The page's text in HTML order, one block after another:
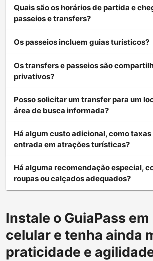
Quais são os horários de partida e
passeios e transfers?
Os passeios incluem guias turísticos?
Os transfers e passeios são
privativos?
Posso solicitar um transfer para um
área de busca informada?
Há algum custo adicional, como taxas
entrada em atrações turísticas?
Há alguma recomendação especial,
roupas ou calçados adequados?
Instale o GuiaPass em
celular e tenha ainda
praticidade e